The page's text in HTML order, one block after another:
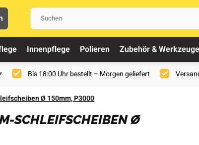
Innenpflege Polieren Zubehör & Werkzeuge
Bis 18:00 Uhr bestellt – Morgen geliefert
Ø 150mm, P3000
SCHLEIFSCHEIBEN Ø